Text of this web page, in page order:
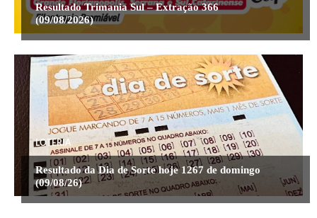
Resultado Trimania Sul – Extração 366
(09/08/2026)
LOTERIA
Resultado da Dia de Sorte hoje 1267 de domingo
(09/08/26)